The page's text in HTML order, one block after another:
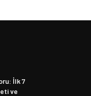
İlk 7
ve